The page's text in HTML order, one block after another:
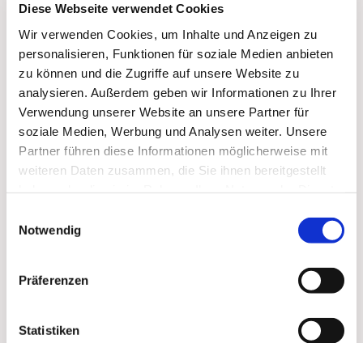
Diese Webseite verwendet Cookies
Wir verwenden Cookies, um Inhalte und Anzeigen zu
personalisieren, Funktionen für soziale Medien anbieten
zu können und die Zugriffe auf unsere Website zu
analysieren. Außerdem geben wir Informationen zu Ihrer
Verwendung unserer Website an unsere Partner für
soziale Medien, Werbung und Analysen weiter. Unsere
Partner führen diese Informationen möglicherweise mit
weiteren Daten zusammen, die Sie ihnen bereitgestellt
Notwendig
Präferenzen
Statistiken
Heilig Kreuz, Altentreptow,
Klüschenberg, Katholischer Berg,
17087 Altentreptow